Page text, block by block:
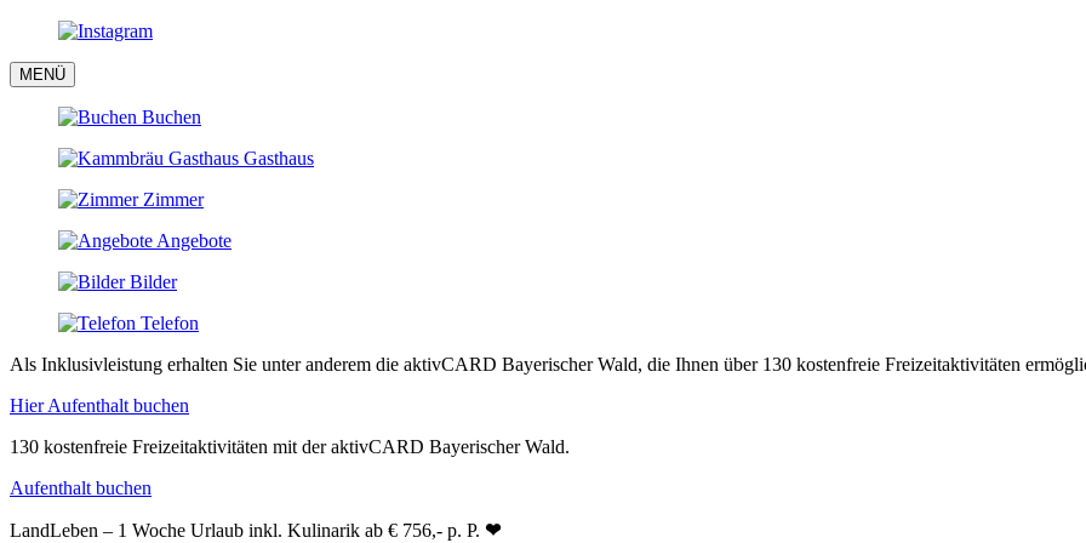
MENÜ
Buchen
Gasthaus
Zimmer
Angebote
Bilder
Telefon
Als Inklusivleistung erhalten Sie unter anderem die aktivCARD Bayerischer Wald, die Ihnen über 130 kostenfreie Freizeitaktivitäten
Hier Aufenthalt buchen
130 kostenfreie Freizeitaktivitäten mit der aktivCARD Bayerischer Wald.
Aufenthalt buchen
LandLeben – 1 Woche Urlaub inkl. Kulinarik ab € 756,- p. P. ❤